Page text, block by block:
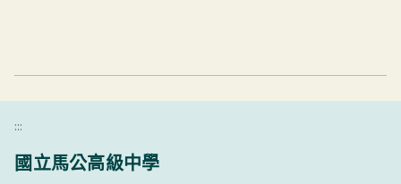
:::
國立馬公高級中學